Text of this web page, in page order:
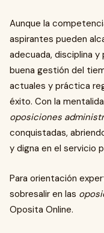
Aunque la
aspirantes pueden
adecuada, disciplina y
buena gestión del
actuales y práctica
éxito. Con la
oposiciones
conquistadas,
y digna en el servicio
Para orientación
sobresalir en las
Oposita Online.